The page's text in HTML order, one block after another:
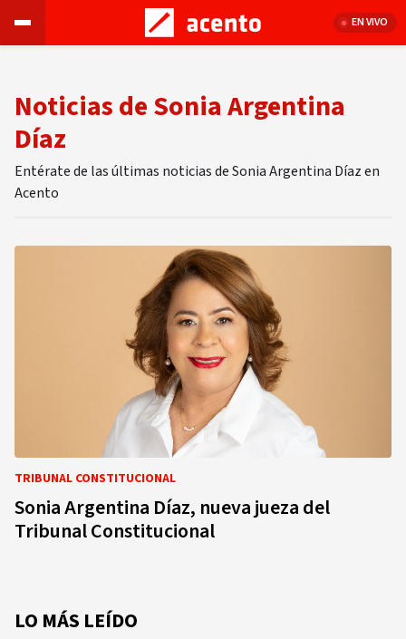
EN VIVO
Noticias de Sonia Argentina
Díaz
Entérate de las últimas noticias de Sonia Argentina Díaz en
Acento
TRIBUNAL CONSTITUCIONAL
Sonia Argentina Díaz, nueva jueza del
Tribunal Constitucional
LO MÁS LEÍDO